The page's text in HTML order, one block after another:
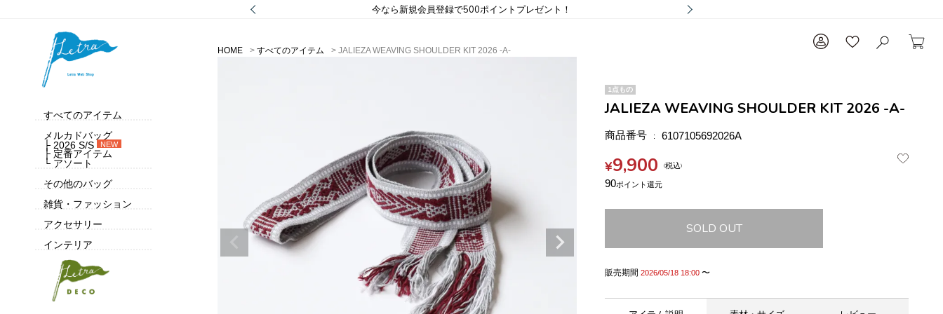
今なら新規会員登録で500ポイントプレゼント！
すべてのアイテム
メルカドバッグ
├ 2026 S/S
NEW
├ 定番アイテム
└ アソート
その他のバッグ
雑貨・ファッション
アクセサリー
インテリア
HOME すべてのアイテム JALIEZA WEAVING SHOULDER KIT 2026 -A-
1点もの
JALIEZA WEAVING SHOULDER KIT 2026 -A-
商品番号 6107105692026A
¥9,900 税込
90
SOLD OUT
販売期間 2026/05/18 18:00 〜